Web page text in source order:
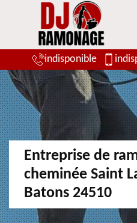
indisponible
Entreprise de
cheminée Saint
Batons 24510